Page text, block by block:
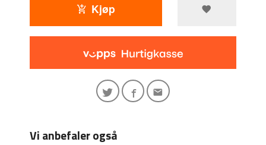
Kjøp
Vi anbefaler også